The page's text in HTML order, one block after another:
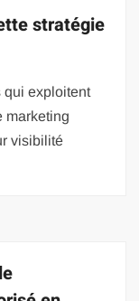
stratégie
qui exploitent
marketing
visibilité